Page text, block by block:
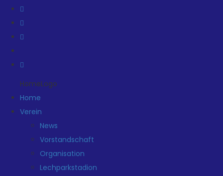
HomeLogo
Home
Verein
News
Vorstandschaft
Organisation
Lechparkstadion